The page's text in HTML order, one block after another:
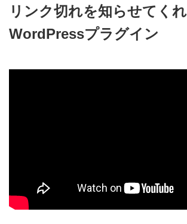
リンク切れを知らせてく
WordPressプラグイン